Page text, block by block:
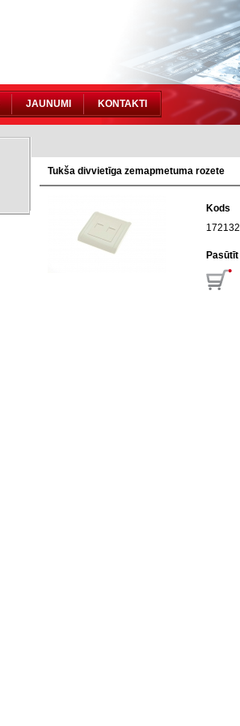
JAUNUMI KONTAKTI
Tukša divvietīga zemapmetuma rozete
Kods
172132
Pasūtīt